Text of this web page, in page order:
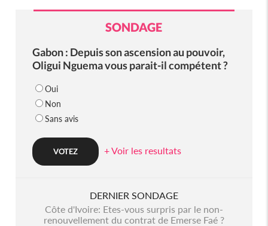
SONDAGE
Gabon : Depuis son ascension au pouvoir,
Oligui Nguema vous parait-il compétent ?
Oui
Non
Sans avis
+ Voir les resultats
DERNIER SONDAGE
Côte d'Ivoire: Etes-vous surpris par le non-
renouvellement du contrat de Emerse Faé ?